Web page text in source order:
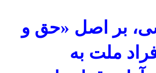
بر اصل «حق و
ملت به